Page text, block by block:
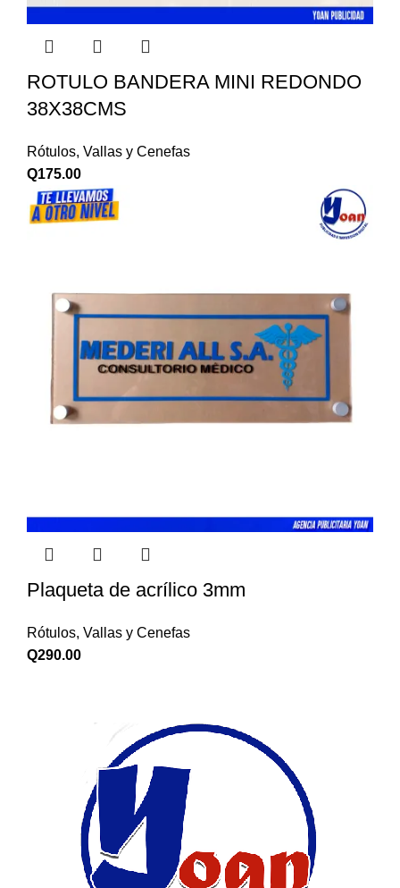
ROTULO BANDERA MINI REDONDO
38X38CMS
Rótulos, Vallas y Cenefas
Q175.00
Plaqueta de acrílico 3mm
Rótulos, Vallas y Cenefas
Q290.00